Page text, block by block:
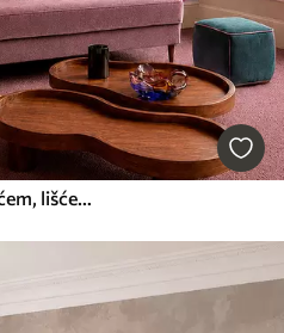
Živahni tropski motiv s cvijećem, lišćem i šarenim voćem